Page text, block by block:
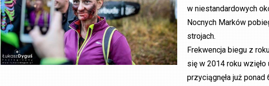
w niestandardowych
Nocnych Marków
strojach.
Frekwencja biegu z
się w 2014 roku wzięło
przyciągnęła już